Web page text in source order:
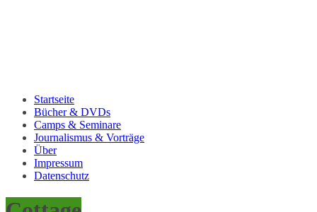
Startseite
Bücher & DVDs
Camps & Seminare
Journalismus & Vorträge
Über
Impressum
Datenschutz